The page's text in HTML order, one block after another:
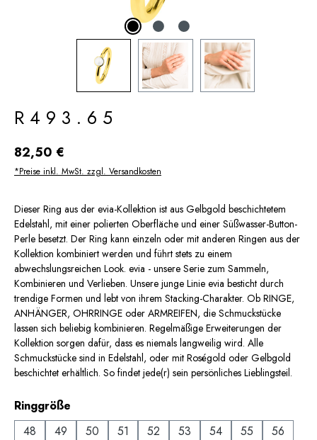
R493.65
Regulärer Preis:
82,50 €
*Preise inkl. MwSt. zzgl. Versandkosten
Dieser Ring aus der evia-Kollektion ist aus Gelbgold beschichtetem
Edelstahl, mit einer polierten Oberfläche und einer Süßwasser-Button-
Perle besetzt. Der Ring kann einzeln oder mit anderen Ringen aus der
Kollektion kombiniert werden und führt stets zu einem
abwechslungsreichen Look. evia - unsere Serie zum Sammeln,
Kombinieren und Verlieben. Unsere junge Linie evia besticht durch
trendige Formen und lebt von ihrem Stacking-Charakter. Ob RINGE,
ANHÄNGER, OHRRINGE oder ARMREIFEN, die Schmuckstücke
lassen sich beliebig kombinieren. Regelmäßige Erweiterungen der
Kollektion sorgen dafür, dass es niemals langweilig wird. Alle
Schmuckstücke sind in Edelstahl, oder mit Roségold oder Gelbgold
beschichtet erhältlich. So findet jede(r) sein persönliches Lieblingsteil.
Ringgröße
48
49 50 51 52 53 54 55
56